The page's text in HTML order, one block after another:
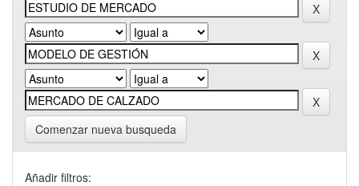
Comenzar nueva busqueda
Añadir filtros: